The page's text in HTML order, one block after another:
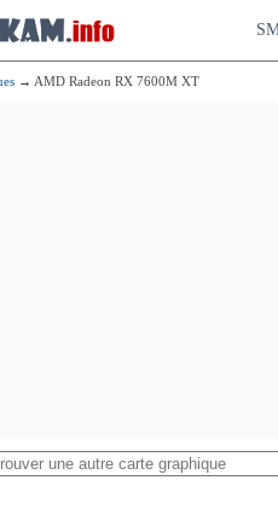
→ AMD Radeon RX 7600M XT